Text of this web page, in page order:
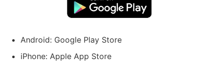
Android: Google Play Store
iPhone: Apple App Store